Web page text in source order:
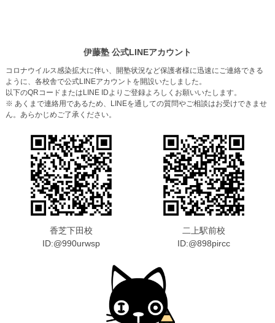
伊藤塾 公式LINEアカウント
コロナウイルス感染拡大に伴い、開塾状況など保護者様に迅速にご連絡できる
ように、各校舎で公式LINEアカウントを開設いたしました。
以下のQRコードまたはLINE IDよりご登録よろしくお願いいたします。
※ あくまで連絡用であるため、LINEを通しての質問やご相談はお受けできませ
ん。あらかじめご了承ください。
香芝下田校
ID:@990urwsp
二上駅前校
ID:@898pircc